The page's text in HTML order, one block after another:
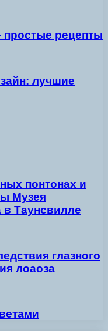
простые рецепты
лучшие
понтонах и
Музея
в Таунсвилле
глазного
лоаоза